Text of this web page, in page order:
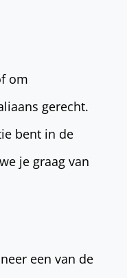
om
gerecht.
bent in de
je graag van
een van de